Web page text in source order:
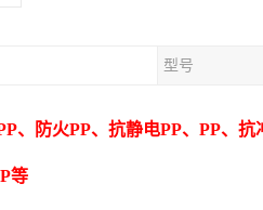
型号
、防火PP、抗静电PP、 PP、抗
等